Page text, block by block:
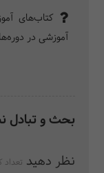
کتاب‌های
آموزشی در
بحث و تبادل
نظر دهید تعداد